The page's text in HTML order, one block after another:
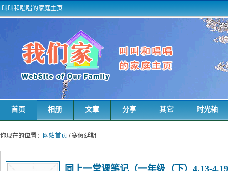
叫叫和唱唱的家庭主页
首页 相册 文章 分享 其它 时光轴
你现在的位置： 网站首页 / 寒假延期
同上一堂课笔记（一年级（下）4.13-